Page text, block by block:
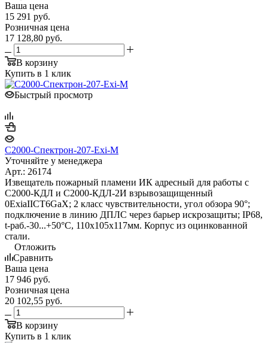
Ваша цена
15 291 руб.
Розничная цена
17 128,80 руб.
В корзину
Купить в 1 клик
Быстрый просмотр
С2000-Спектрон-207-Exi-М
Уточняйте у менеджера
Арт.: 26174
Извещатель пожарный пламени ИК адресный для работы с
С2000-КДЛ и С2000-КДЛ-2И взрывозащищенный
0ExiaIICT6GaX; 2 класс чувствительности, угол обзора 90°;
подключение в линию ДПЛС через барьер искрозащиты; IP68,
t-раб.-30...+50°С, 110х105х117мм. Корпус из оцинкованной
стали.
Отложить
Сравнить
Ваша цена
17 946 руб.
Розничная цена
20 102,55 руб.
В корзину
Купить в 1 клик